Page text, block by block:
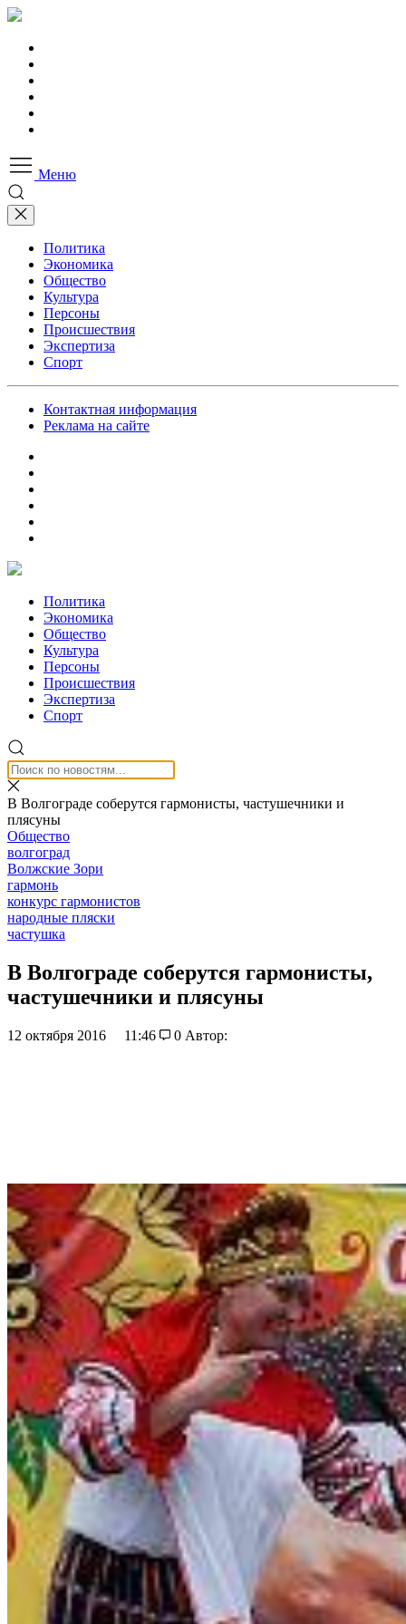
Меню
Политика
Экономика
Общество
Культура
Персоны
Происшествия
Экспертиза
Спорт
Контактная информация
Реклама на сайте
Политика
Экономика
Общество
Культура
Персоны
Происшествия
Экспертиза
Спорт
В Волгограде соберутся гармонисты, частушечники и
плясуны
Общество
волгоград
Волжские Зори
гармонь
конкурс гармонистов
народные пляски
частушка
В Волгограде соберутся гармонисты,
частушечники и плясуны
12 октября 2016 11:46 0 Автор: